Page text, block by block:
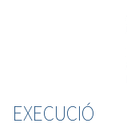
EXECUCIÓ